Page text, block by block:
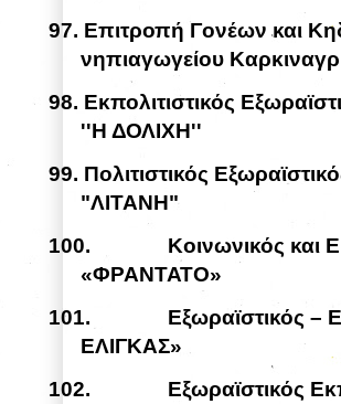
97. Επιτροπή Γονέων και
νηπιαγωγείου
98. Εκπολιτιστικός
''Η ΔΟΛΙΧΗ''
99. Πολιτιστικός
"ΛΙΤΑΝΗ"
100.
Κοινωνικός και
«ΦΡΑΝΤΑΤΟ»
101.
Εξωραϊστικός –
ΕΛΙΓΚΑΣ»
102.
Εξωραϊστικός